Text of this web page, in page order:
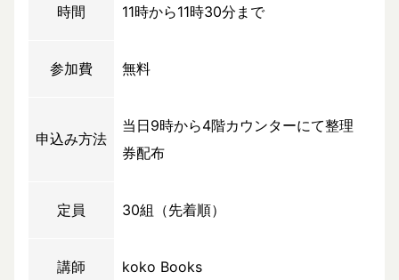
時間 11時から11時30分まで
参加費 無料
申込み方法
当日9時から4階カウンターにて整理
券配布
定員 30組（先着順）
講師 koko Books